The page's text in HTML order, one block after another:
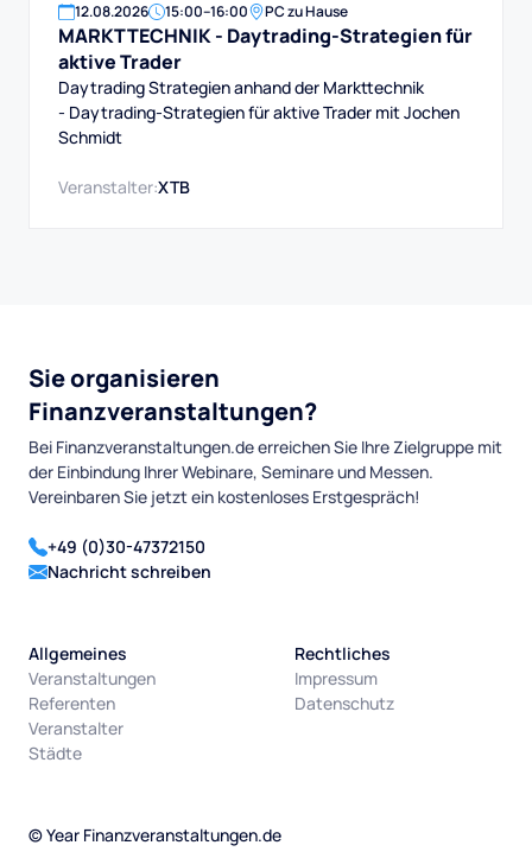
12.08.2026 15:00–16:00 PC zu Hause
MARKTTECHNIK - Daytrading-Strategien für
aktive Trader
Daytrading Strategien anhand der Markttechnik
- Daytrading-Strategien für aktive Trader mit Jochen
Schmidt
Veranstalter:XTB
Sie organisieren
Finanzveranstaltungen?
Bei Finanzveranstaltungen.de erreichen Sie Ihre Zielgruppe mit
der Einbindung Ihrer Webinare, Seminare und Messen.
Vereinbaren Sie jetzt ein kostenloses Erstgespräch!
+49 (0)30-47372150
Nachricht schreiben
Allgemeines
Veranstaltungen
Referenten
Veranstalter
Städte
Rechtliches
Impressum
Datenschutz
©Year Finanzveranstaltungen.de